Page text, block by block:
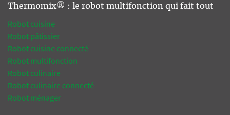
Thermomix® : le robot multifonction qui fait tout
Robot cuisine
Robot pâtissier
Robot cuisine connecté
Robot multifonction
Robot culinaire
Robot culinaire connecté
Robot ménager